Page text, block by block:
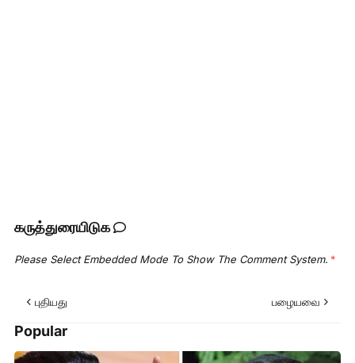
கருத்துரையிடுக
Please Select Embedded Mode To Show The Comment System. *
புதியது பழையவை
Popular